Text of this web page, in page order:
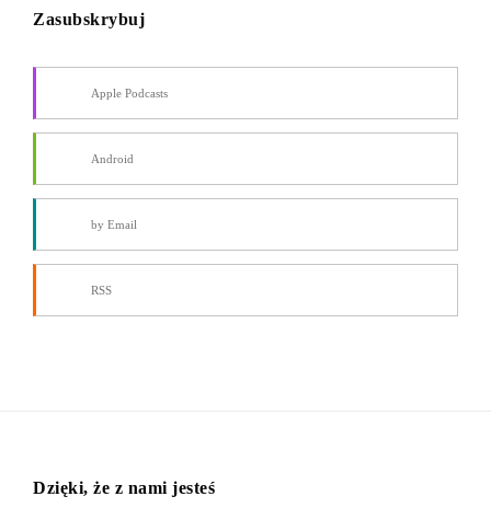
Zasubskrybuj
Apple Podcasts
Android
by Email
RSS
Dzięki, że z nami jesteś